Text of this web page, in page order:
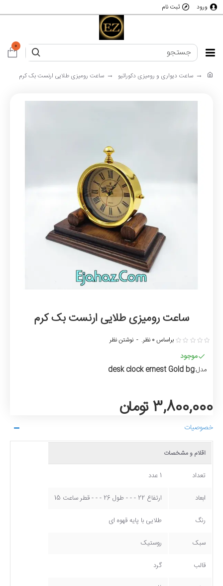
ورود ثبت نام
0
ساعت دیواری و رومیزی دکوراتیو ساعت رومیزی طلایی ارنست بک کرم
ساعت رومیزی طلایی ارنست بک کرم
موجود
مدل:desk clock ernest Gold bg
براساس 0 نظر. - نوشتن نظر
3,800,000 تومان
خصوصیات
اقلام و مشخصات
تعداد 1 عدد
ابعاد ارتفاع 22 - - - طول 26 - - - قطر ساعت 15
رنگ طلایی با پایه قهوه ای
سبک روستیک
قالب گرد